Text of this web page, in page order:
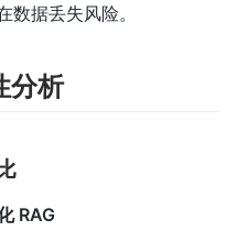
数据丢失风险。
分析
RAG